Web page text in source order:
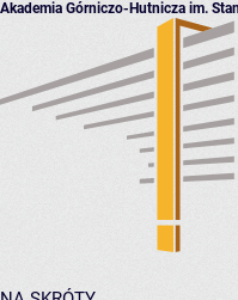
Akademia Górniczo-Hutnicza im.